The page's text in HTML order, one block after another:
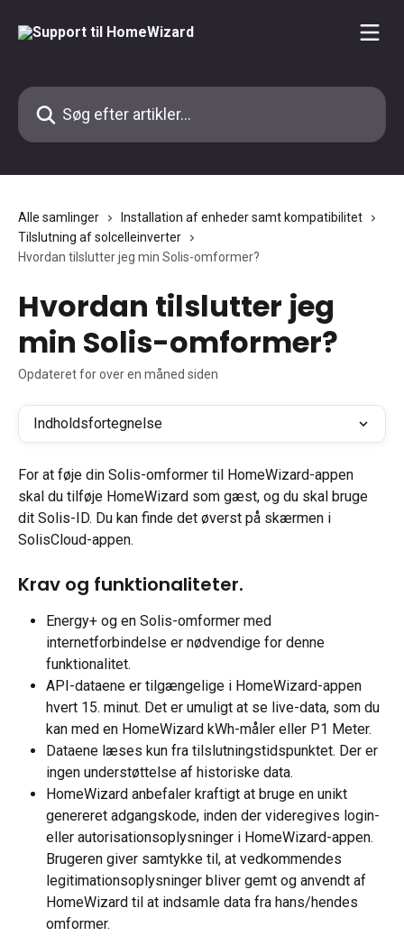
Søg efter artikler...
Alle samlinger
Installation af enheder samt kompatibilitet
Tilslutning af solcelleinverter
Hvordan tilslutter jeg min Solis-omformer?
Hvordan tilslutter jeg
min Solis-omformer?
Opdateret for over en måned siden
Indholdsfortegnelse
For at føje din Solis-omformer til HomeWizard-appen
skal du tilføje HomeWizard som gæst, og du skal bruge
dit Solis-ID. Du kan finde det øverst på skærmen i
SolisCloud-appen.
Krav og funktionaliteter.
Energy+ og en Solis-omformer med
internetforbindelse er nødvendige for denne
funktionalitet.
API-dataene er tilgængelige i HomeWizard-appen
hvert 15. minut. Det er umuligt at se live-data, som du
kan med en HomeWizard kWh-måler eller P1 Meter.
Dataene læses kun fra tilslutningstidspunktet. Der er
ingen understøttelse af historiske data.
HomeWizard anbefaler kraftigt at bruge en unikt
genereret adgangskode, inden der videregives login-
eller autorisationsoplysninger i HomeWizard-appen.
Brugeren giver samtykke til, at vedkommendes
legitimationsoplysninger bliver gemt og anvendt af
HomeWizard til at indsamle data fra hans/hendes
omformer.